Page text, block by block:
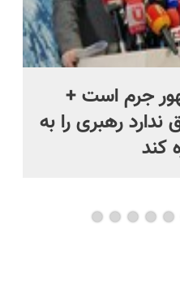
جرم است +
رهبری را به
کند